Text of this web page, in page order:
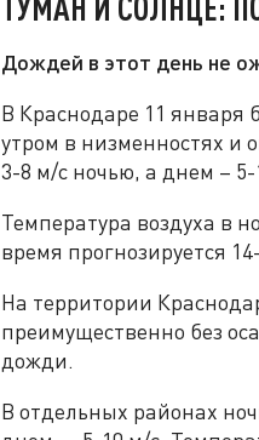
Дождей в этот день не
В Краснодаре 11 января
утром в низменностях и
3-8 м/с ночью, а днем – 5-
Температура воздуха в
время прогнозируется
На территории
преимущественно без
дожди.
В отдельных районах